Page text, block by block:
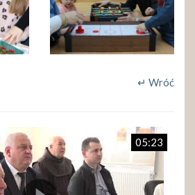
↵ Wróć
05:23